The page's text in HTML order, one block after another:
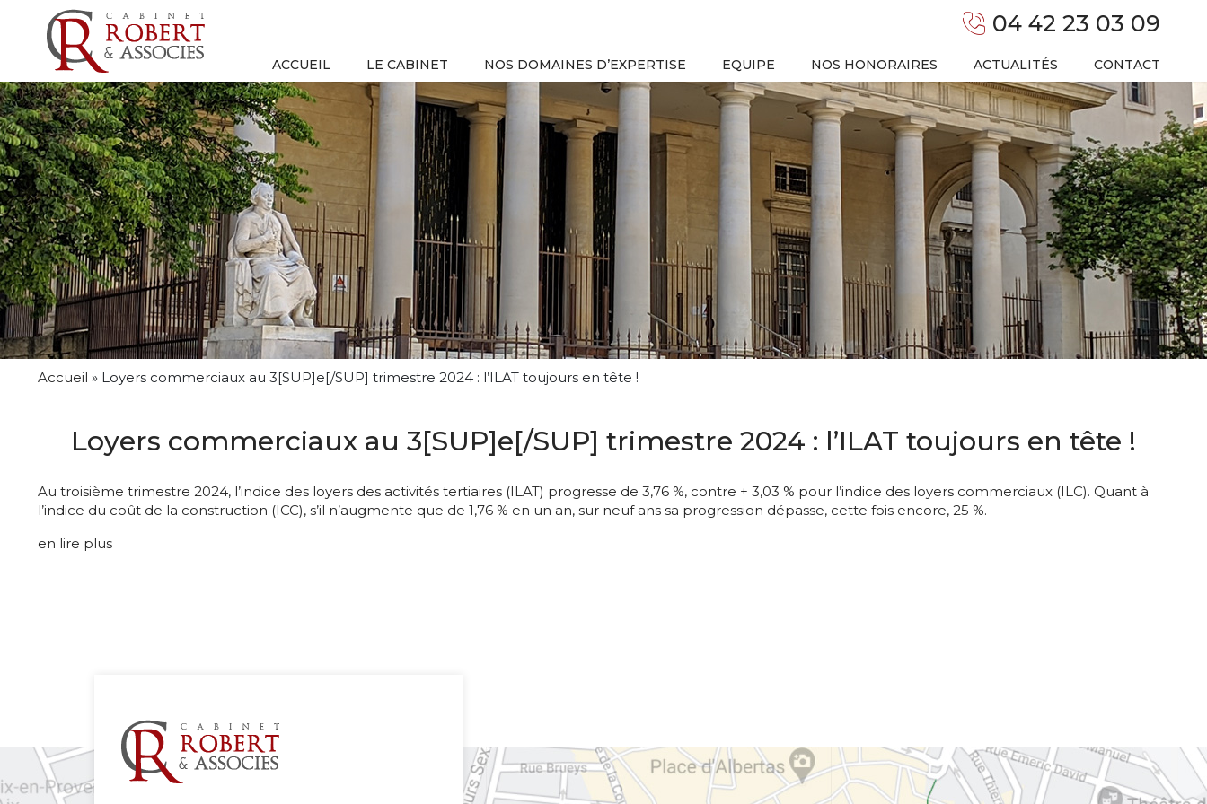
04 42 23 03 09
ACCUEIL LE CABINET NOS DOMAINES D’EXPERTISE EQUIPE NOS HONORAIRES ACTUALITÉS CONTACT
Accueil » Loyers commerciaux au 3[SUP]e[/SUP] trimestre 2024 : l’ILAT toujours en tête !
Loyers commerciaux au 3[SUP]e[/SUP] trimestre 2024 : l’ILAT toujours en tête !
Au troisième trimestre 2024, l’indice des loyers des activités tertiaires (ILAT) progresse de 3,76 %, contre + 3,03 % pour l’indice des loyers commerciaux (ILC). Quant à
l’indice du coût de la construction (ICC), s’il n’augmente que de 1,76 % en un an, sur neuf ans sa progression dépasse, cette fois encore, 25 %.
en lire plus